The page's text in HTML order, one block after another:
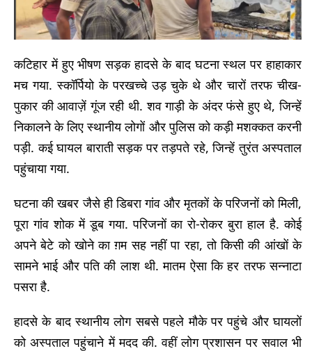
कटिहार में हुए भीषण सड़क हादसे के बाद घटना स्थल पर हाहाकार
मच गया. स्कॉर्पियो के परखच्चे उड़ चुके थे और चारों तरफ चीख-
पुकार की आवाज़ें गूंज रही थी. शव गाड़ी के अंदर फंसे हुए थे, जिन्हें
निकालने के लिए स्थानीय लोगों और पुलिस को कड़ी मशक्कत करनी
पड़ी. कई घायल बाराती सड़क पर तड़पते रहे, जिन्हें तुरंत अस्पताल
पहुंचाया गया.
घटना की खबर जैसे ही डिबरा गांव और मृतकों के परिजनों को मिली,
पूरा गांव शोक में डूब गया. परिजनों का रो-रोकर बुरा हाल है. कोई
अपने बेटे को खोने का ग़म सह नहीं पा रहा, तो किसी की आंखों के
सामने भाई और पति की लाश थी. मातम ऐसा कि हर तरफ सन्नाटा
पसरा है.
हादसे के बाद स्थानीय लोग सबसे पहले मौके पर पहुंचे और घायलों
को अस्पताल पहुंचाने में मदद की. वहीं लोग प्रशासन पर सवाल भी